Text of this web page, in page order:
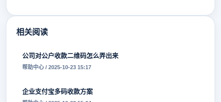
相关阅读
公司对公户收款二维码怎么弄出来
帮助中心 / 2025-10-23 15:17
企业支付宝多码收款方案